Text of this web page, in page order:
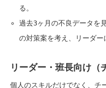
る。
過去3ヶ月の不良データを
の対策案を考え、リーダー
リーダー・班長向け（
個人のスキルだけでなく、チ